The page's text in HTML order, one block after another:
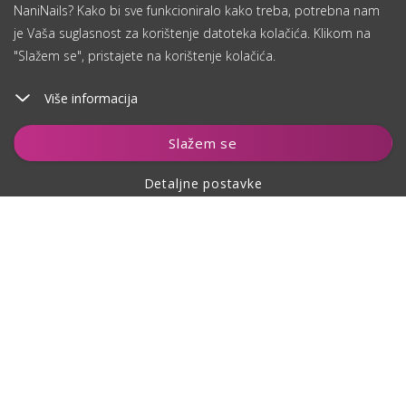
NaniNails? Kako bi sve funkcioniralo kako treba, potrebna nam
je Vaša suglasnost za korištenje datoteka kolačića. Klikom na
"Slažem se", pristajete na korištenje kolačića.
Više informacija
Slažem se
Detaljne postavke
Dodaj u košaricu